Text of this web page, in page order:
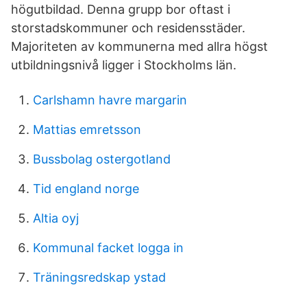
högutbildad. Denna grupp bor oftast i
storstadskommuner och residensstäder.
Majoriteten av kommunerna med allra högst
utbildningsnivå ligger i Stockholms län.
Carlshamn havre margarin
Mattias emretsson
Bussbolag ostergotland
Tid england norge
Altia oyj
Kommunal facket logga in
Träningsredskap ystad